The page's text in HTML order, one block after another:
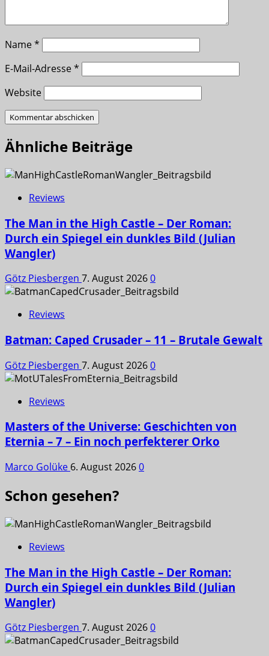
Name*
E-Mail-Adresse*
Website
Ähnliche Beiträge
Reviews
The Man in the High Castle – Der Roman:
Durch ein Spiegel ein dunkles Bild (Julian
Wangler)
Götz Piesbergen 7. August 20260
Reviews
Batman: Caped Crusader – 11 – Brutale Gewalt
Götz Piesbergen 7. August 20260
Reviews
Masters of the Universe: Geschichten von
Eternia – 7 – Ein noch perfekterer Orko
Marco Golüke 6. August 20260
Schon gesehen?
Reviews
The Man in the High Castle – Der Roman:
Durch ein Spiegel ein dunkles Bild (Julian
Wangler)
Götz Piesbergen 7. August 20260